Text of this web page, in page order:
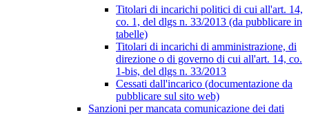
Titolari di incarichi politici di cui all'art. 14,
co. 1, del dlgs n. 33/2013 (da pubblicare in
tabelle)
Titolari di incarichi di amministrazione, di
direzione o di governo di cui all'art. 14, co.
1-bis, del dlgs n. 33/2013
Cessati dall'incarico (documentazione da
pubblicare sul sito web)
Sanzioni per mancata comunicazione dei dati